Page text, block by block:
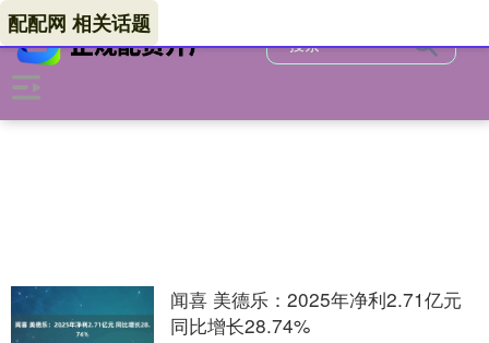
配配网 相关话题
闻喜 美德乐：2025年净利2.71亿元
同比增长28.74%